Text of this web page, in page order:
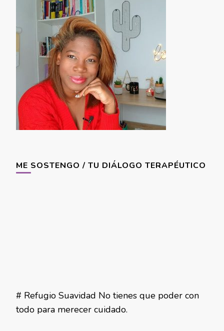
ME SOSTENGO / TU DIÁLOGO TERAPÉUTICO
# Refugio Suavidad No tienes que poder con
todo para merecer cuidado.